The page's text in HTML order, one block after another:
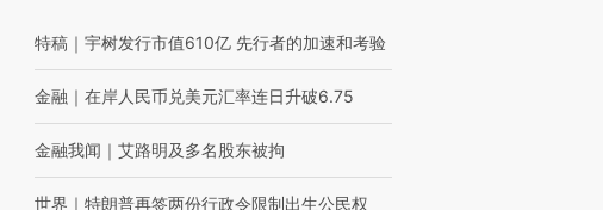
特稿 ｜ 宇树发行市值610亿 先行者的加速和考验
金融 ｜ 在岸人民币兑美元汇率连日升破6.75
金融我闻 ｜ 艾路明及多名股东被拘
世界 ｜ 特朗普再签两份行政令限制出生公民权